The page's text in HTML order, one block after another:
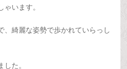
ゃいます。
、綺麗な姿勢で歩かれていらっし
た。